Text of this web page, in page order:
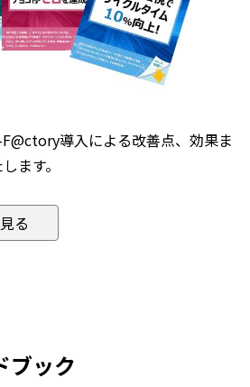
導入による改善点、効果ま
ます。
る
ブック